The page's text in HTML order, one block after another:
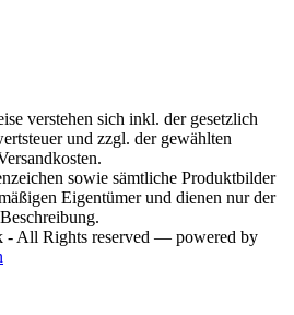
verstehen sich inkl. der gesetzlich
und zzgl. der gewählten
sowie sämtliche Produktbilder
Eigentümer und dienen nur der
Beschreibung.
- All Rights reserved — powered by